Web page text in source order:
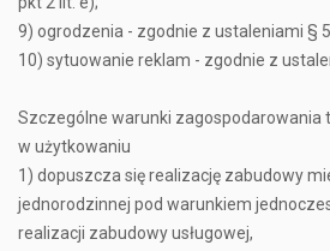
9) ogrodzenia - zgodnie z ustaleniami §
10) sytuowanie reklam - zgodnie z
Szczególne warunki zagospodarowania
w użytkowaniu
1) dopuszcza się realizację zabudowy
jednorodzinnej pod warunkiem
realizacji zabudowy usługowej,